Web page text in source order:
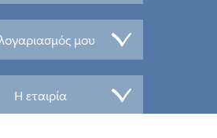
μου
Η εταιρία